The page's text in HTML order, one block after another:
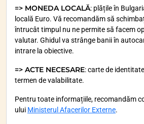
=> MONEDA LOCALĂ: plățile în
locală Euro. Vă recomandăm să
întrucât timpul nu ne permite să facem
valutar. Ghidul va strânge banii în
intrare la obiective.
=> ACTE NECESARE: carte de
termen de valabilitate.
Pentru toate informațiile, recomandăm
ului Ministerul Afacerilor Externe.